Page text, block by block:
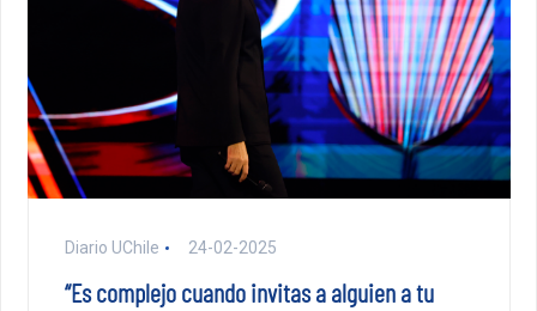
Diario UChile 24-02-2025
“Es complejo cuando invitas a alguien a tu